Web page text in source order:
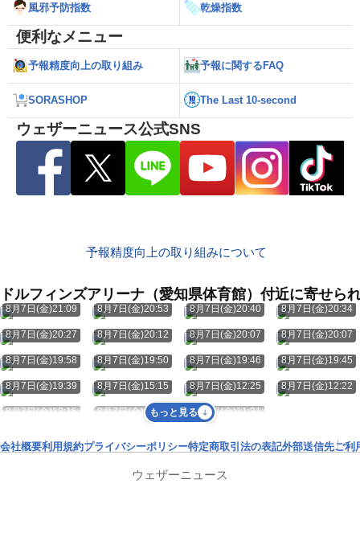
風邪予防指数 乾燥指数
便利なメニュー
予報精度向上の取り組み 予報に関するFAQ
SORASHOP The Last 10-second
ウェザーニュース公式SNS
予報精度向上の取り組みについて
ドルフィンズアリーナ（愛知県体育館）付近に寄せら
8月7日(金)21:09 8月7日(金)20:53 8月7日(金)20:40 8月7日(金)20:34
8月7日(金)20:27 8月7日(金)20:12 8月7日(金)20:07 8月7日(金)20:07
8月7日(金)19:58 8月7日(金)19:50 8月7日(金)19:46 8月7日(金)19:45
8月7日(金)19:39 8月7日(金)15:15 8月7日(金)12:25 8月7日(金)12:22
8月7日(金)12:15 8月7日(金)11:35 8月7日(金)11:31
もっと見る
会社概要利用規約プライバシーポリシー特定商取引法の表記外部送信先ご利
ウェザーニュース